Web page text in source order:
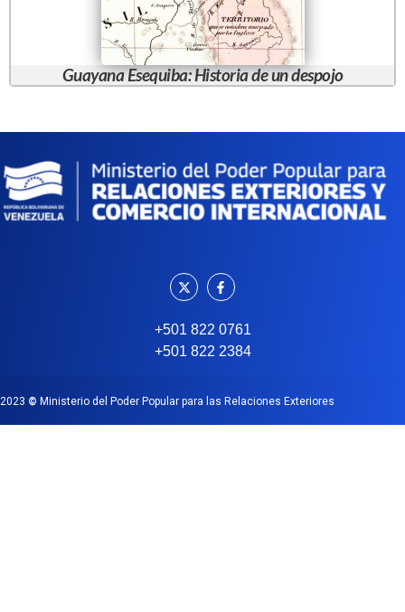
Guayana Esequiba: Historia de un despojo
+501 822 0761
+501 822 2384
2023 © Ministerio del Poder Popular para las Relaciones Exteriores